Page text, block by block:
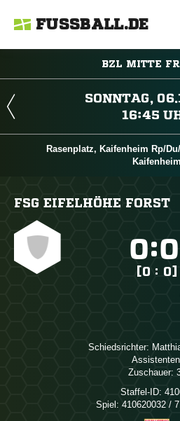
FUSSBALL.DE
BZL MITTE


Rasenplatz, Kaifenheim Rp/
Kaifenheim
FSG EIFELHÖHE FORST
:
[0 : 0]
Schiedsrichter:
Zuschauer:
Staffel-ID:
Spiel: 410620032 /